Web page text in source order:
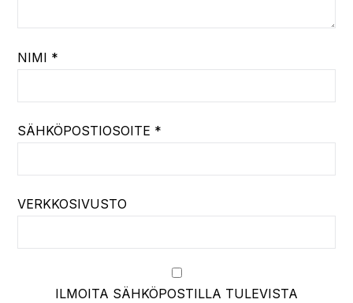
NIMI *
SÄHKÖPOSTIOSOITE *
VERKKOSIVUSTO
ILMOITA SÄHKÖPOSTILLA TULEVISTA